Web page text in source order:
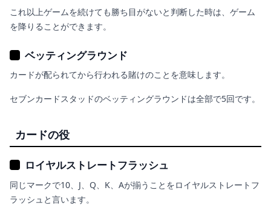
これ以上ゲームを続けても勝ち目がないと判断した時は、ゲーム
を降りることができます。
ベッティングラウンド
カードが配られてから行われる賭けのことを意味します。
セブンカードスタッドのベッティングラウンドは全部で5回です。
カードの役
ロイヤルストレートフラッシュ
同じマークで10、J、Q、K、Aが揃うことをロイヤルストレートフ
ラッシュと言います。